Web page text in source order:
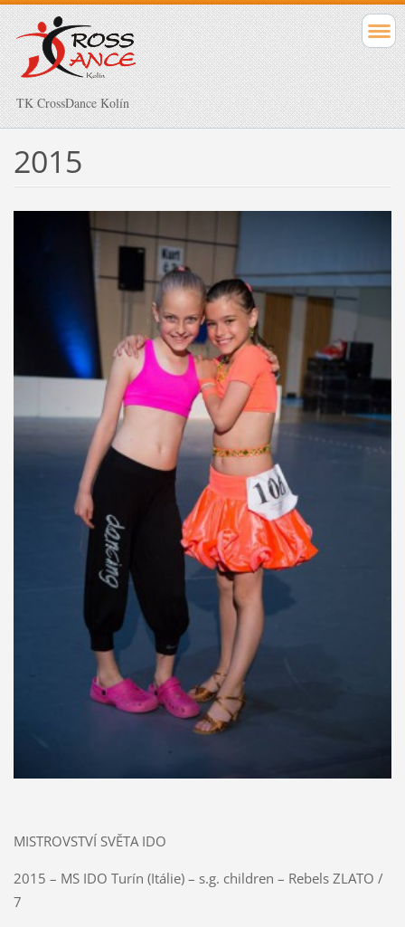
TK CrossDance Kolín
2015
MISTROVSTVÍ SVĚTA IDO
2015 – MS IDO Turín (Itálie) – s.g. children – Rebels ZLATO /
7